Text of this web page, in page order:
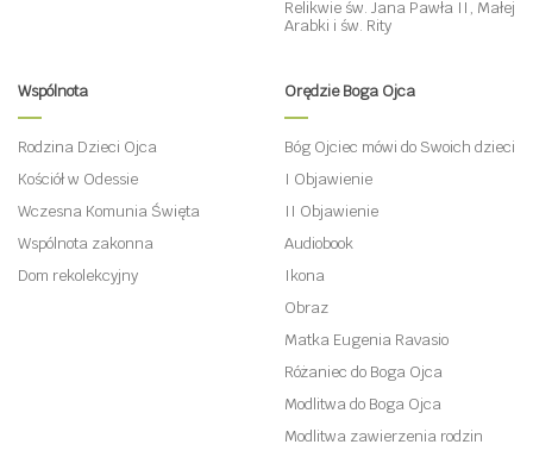
Relikwie św. Jana Pawła II, Małej
Arabki i św. Rity
Wspólnota
Rodzina Dzieci Ojca
Kościół w Odessie
Wczesna Komunia Święta
Wspólnota zakonna
Dom rekolekcyjny
Orędzie Boga Ojca
Bóg Ojciec mówi do Swoich dzieci
I Objawienie
II Objawienie
Audiobook
Ikona
Obraz
Matka Eugenia Ravasio
Różaniec do Boga Ojca
Modlitwa do Boga Ojca
Modlitwa zawierzenia rodzin